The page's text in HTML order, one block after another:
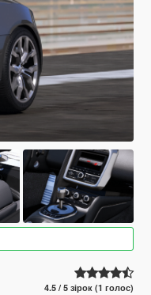
4.5 / 5 зірок (1 голос)